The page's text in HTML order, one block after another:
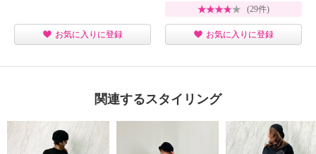
お気に入りに登録
(29件)
お気に入りに登録
関連するスタイリング